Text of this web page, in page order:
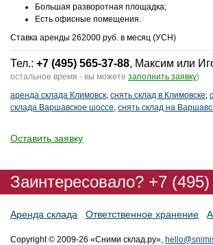
Большая разворотная площадка;
Есть офисные помещения.
Ставка аренды 262000 руб. в месяц (УСН)
Тел.: +7 (495) 565-37-88, Максим или
остальное время - вы можете заполнить заявку)
аренда склада Климовск, снять склад в Климовске,
склада Варшавское шоссе, снять склад на
Оставить заявку
Заинтересовало? +7
Аренда склада Ответственное хранение
Copyright © 2009-26 «Сними склад.ру»,